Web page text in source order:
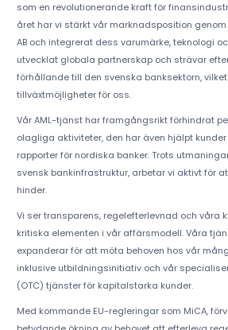
som en revolutionerande kraft för
året har vi stärkt vår marknadsposition
AB och integrerat dess varumärke, teknologi
utvecklat globala partnerskap och strävar
förhållande till den svenska banksektorn,
tillväxtmöjligheter för oss.
Vår AML-tjänst har framgångsrikt förhindrat
olagliga aktiviteter, den har även hjälpt
rapporter för nordiska banker. Trots
svensk bankinfrastruktur, arbetar vi aktivt för
hinder.
Vi ser transparens, regelefterlevnad och våra
kritiska elementen i vår affärsmodell. Våra
expanderar för att möta behoven hos vår
inklusive utbildningsinitiativ och vår
(OTC) tjänster för kapitalstarka kunder.
Med kommande EU-regleringar som MiCA,